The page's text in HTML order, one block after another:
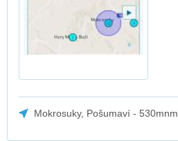
Mokrosuky, Pošumaví - 530mnm